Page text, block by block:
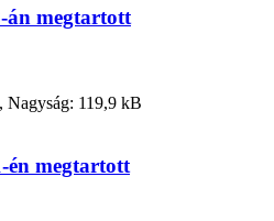
án megtartott
Nagyság: 119,9 kB
én megtartott